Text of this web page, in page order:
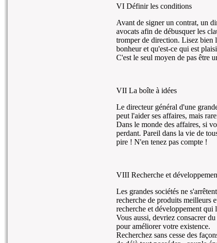
VI Définir les conditions
Avant de signer un contrat, un
avocats afin de débusquer les
tromper de direction. Lisez bien
bonheur et qu'est-ce qui est
C'est le seul moyen de pas être
VII La boîte à idées
Le directeur général d'une
peut l'aider ses affaires, mais
Dans le monde des affaires, si
perdant. Pareil dans la vie de
pire ! N'en tenez pas compte !
VIII Recherche et
Les grandes sociétés ne
recherche de produits meilleurs
recherche et développement qui
Vous aussi, devriez consacrer
pour améliorer votre existence.
Recherchez sans cesse des